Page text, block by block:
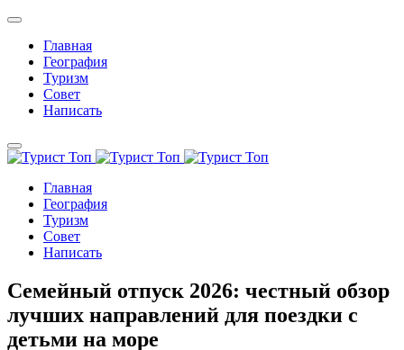
Главная
География
Туризм
Совет
Написать
Главная
География
Туризм
Совет
Написать
Семейный отпуск 2026: честный обзор
лучших направлений для поездки с
детьми на море